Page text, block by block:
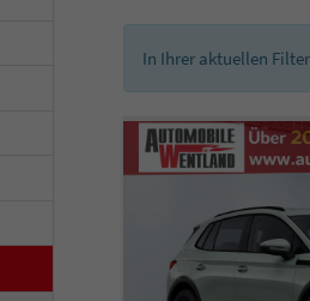
In Ihrer aktuellen